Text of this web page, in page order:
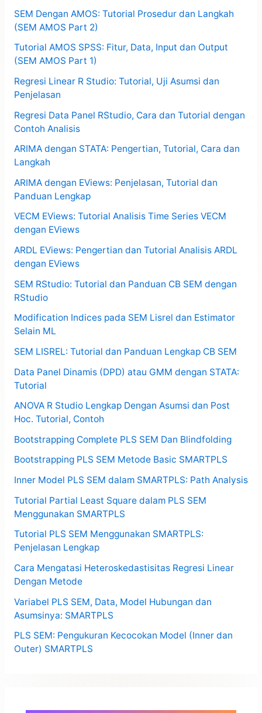
SEM Dengan AMOS: Tutorial Prosedur dan Langkah
(SEM AMOS Part 2)
Tutorial AMOS SPSS: Fitur, Data, Input dan Output
(SEM AMOS Part 1)
Regresi Linear R Studio: Tutorial, Uji Asumsi dan
Penjelasan
Regresi Data Panel RStudio, Cara dan Tutorial dengan
Contoh Analisis
ARIMA dengan STATA: Pengertian, Tutorial, Cara dan
Langkah
ARIMA dengan EViews: Penjelasan, Tutorial dan
Panduan Lengkap
VECM EViews: Tutorial Analisis Time Series VECM
dengan EViews
ARDL EViews: Pengertian dan Tutorial Analisis ARDL
dengan EViews
SEM RStudio: Tutorial dan Panduan CB SEM dengan
RStudio
Modification Indices pada SEM Lisrel dan Estimator
Selain ML
SEM LISREL: Tutorial dan Panduan Lengkap CB SEM
Data Panel Dinamis (DPD) atau GMM dengan STATA:
Tutorial
ANOVA R Studio Lengkap Dengan Asumsi dan Post
Hoc. Tutorial, Contoh
Bootstrapping Complete PLS SEM Dan Blindfolding
Bootstrapping PLS SEM Metode Basic SMARTPLS
Inner Model PLS SEM dalam SMARTPLS: Path Analysis
Tutorial Partial Least Square dalam PLS SEM
Menggunakan SMARTPLS
Tutorial PLS SEM Menggunakan SMARTPLS:
Penjelasan Lengkap
Cara Mengatasi Heteroskedastisitas Regresi Linear
Dengan Metode
Variabel PLS SEM, Data, Model Hubungan dan
Asumsinya: SMARTPLS
PLS SEM: Pengukuran Kecocokan Model (Inner dan
Outer) SMARTPLS